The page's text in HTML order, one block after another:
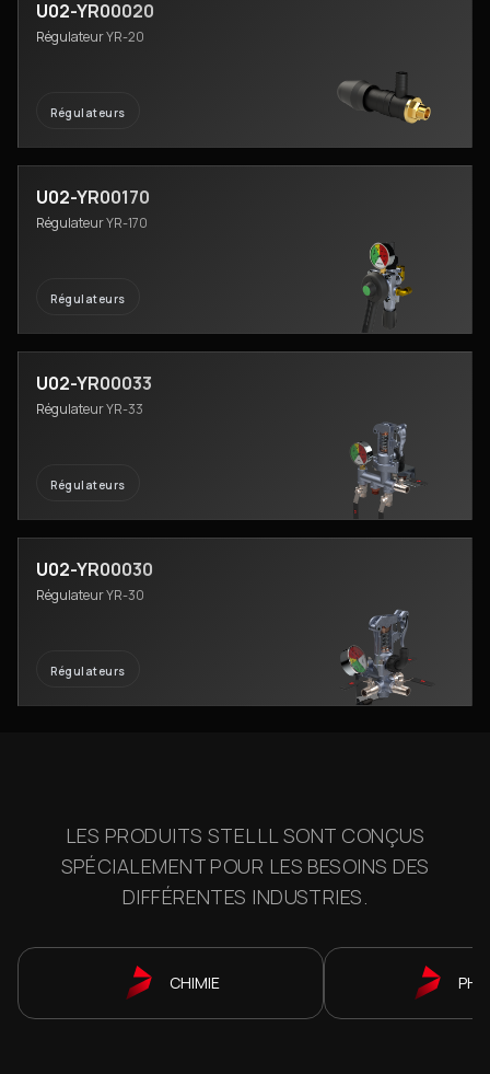
U02-YR00020
Régulateur YR-20
Régulateurs
U02-YR00170
Régulateur YR-170
Régulateurs
U02-YR00033
Régulateur YR-33
Régulateurs
U02-YR00030
Régulateur YR-30
Régulateurs
LES PRODUITS STELLL SONT CONÇUS
SPÉCIALEMENT POUR LES BESOINS DES
DIFFÉRENTES INDUSTRIES.
CHIMIE